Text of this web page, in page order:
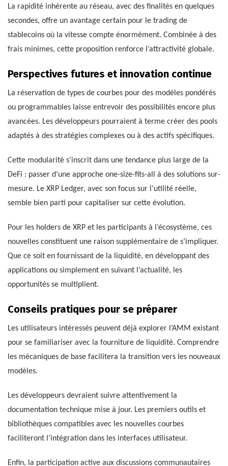
La rapidité inhérente au réseau, avec des finalités en quelques
secondes, offre un avantage certain pour le trading de
stablecoins où la vitesse compte énormément. Combinée à des
frais minimes, cette proposition renforce l’attractivité globale.
Perspectives futures et innovation continue
La réservation de types de courbes pour des modèles pondérés
ou programmables laisse entrevoir des possibilités encore plus
avancées. Les développeurs pourraient à terme créer des pools
adaptés à des stratégies complexes ou à des actifs spécifiques.
Cette modularité s’inscrit dans une tendance plus large de la
DeFi : passer d’une approche one-size-fits-all à des solutions sur-
mesure. Le XRP Ledger, avec son focus sur l’utilité réelle,
semble bien parti pour capitaliser sur cette évolution.
Pour les holders de XRP et les participants à l’écosystème, ces
nouvelles constituent une raison supplémentaire de s’impliquer.
Que ce soit en fournissant de la liquidité, en développant des
applications ou simplement en suivant l’actualité, les
opportunités se multiplient.
Conseils pratiques pour se préparer
Les utilisateurs intéressés peuvent déjà explorer l’AMM existant
pour se familiariser avec la fourniture de liquidité. Comprendre
les mécaniques de base facilitera la transition vers les nouveaux
modèles.
Les développeurs devraient suivre attentivement la
documentation technique mise à jour. Les premiers outils et
bibliothèques compatibles avec les nouvelles courbes
faciliteront l’intégration dans les interfaces utilisateur.
Enfin, la participation active aux discussions communautaires